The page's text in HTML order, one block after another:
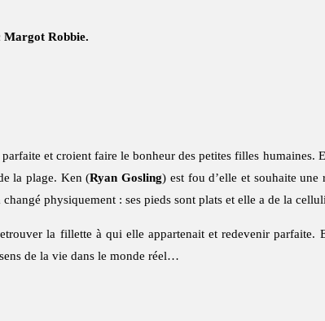
Margot Robbie.
et croient faire le bonheur des petites filles humaines.
la plage. Ken (Ryan Gosling) est fou d’elle et souhaite une
physiquement : ses pieds sont plats et elle a de la
la fillette à qui elle appartenait et redevenir parfaite.
de la vie dans le monde réel…